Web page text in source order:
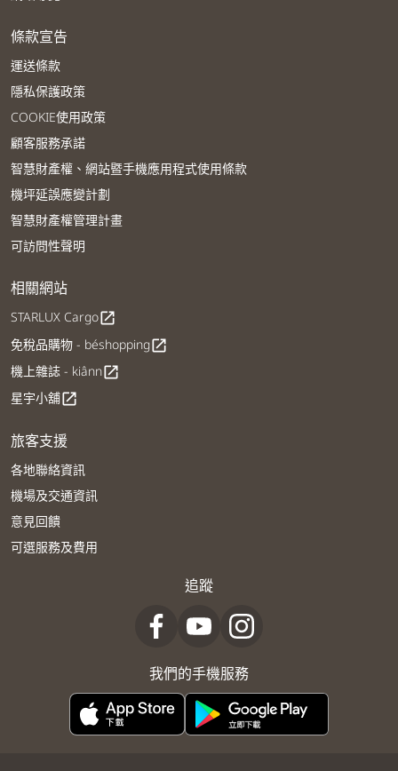
條款宣告
運送條款
隱私保護政策
COOKIE使用政策
顧客服務承諾
智慧財產權、網站暨手機應用程式使用條款
機坪延誤應變計劃
智慧財產權管理計畫
可訪問性聲明
相關網站
STARLUX Cargoopen_in_new
免稅品購物 - béshoppingopen_in_new
機上雜誌 - kiânnopen_in_new
星宇小舖open_in_new
旅客支援
各地聯絡資訊
機場及交通資訊
意見回饋
可選服務及費用
追蹤
我們的手機服務